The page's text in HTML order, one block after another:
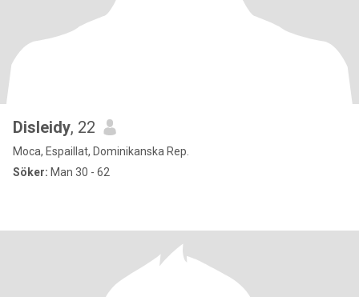
Disleidy, 22
Moca, Espaillat, Dominikanska Rep.
Söker: Man 30 - 62